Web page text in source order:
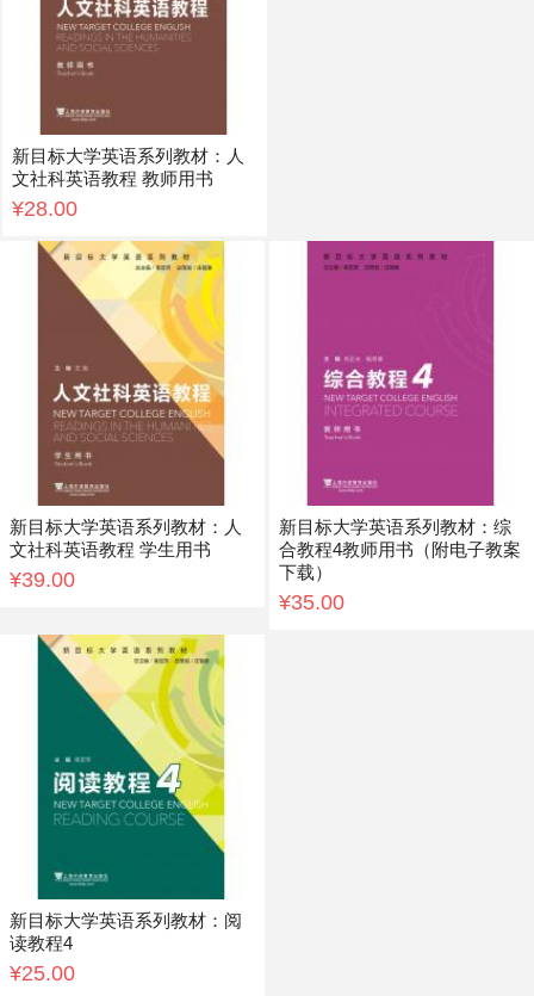
新目标大学英语系列教材：人
文社科英语教程 教师用书
¥28.00
新目标大学英语系列教材：人
文社科英语教程 学生用书
¥39.00
新目标大学英语系列教材：综
合教程4教师用书（附电子教案
下载）
¥35.00
新目标大学英语系列教材：阅
读教程4
¥25.00